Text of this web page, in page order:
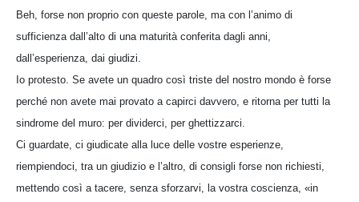
Beh, forse non proprio con queste parole, ma con l’animo di
sufficienza dall’alto di una maturità conferita dagli anni,
dall’esperienza, dai giudizi.
Io protesto. Se avete un quadro così triste del nostro mondo è forse
perché non avete mai provato a capirci davvero, e ritorna per tutti la
sindrome del muro: per dividerci, per ghettizzarci.
Ci guardate, ci giudicate alla luce delle vostre esperienze,
riempiendoci, tra un giudizio e l’altro, di consigli forse non richiesti,
mettendo così a tacere, senza sforzarvi, la vostra coscienza, «in